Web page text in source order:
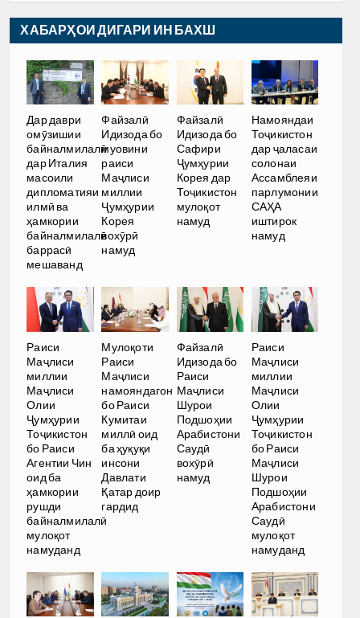
ХАБАРҲОИ ДИГАРИ ИН БАХШ
Дар даври
омӯзишии
байналмилалӣ
дар Италия
масоили
дипломатияи
илмӣ ва
ҳамкории
байналмилалӣ
баррасӣ
мешаванд
Файзалӣ
Идизода бо
муовини
раиси
Маҷлиси
миллии
Ҷумҳурии
Корея
вохӯрӣ
намуд
Файзалӣ
Идизода бо
Сафири
Ҷумҳурии
Корея дар
Тоҷикистон
мулоқот
намуд
Намояндаи
Тоҷикистон
дар ҷаласаи
солонаи
Ассамблеяи
парлумонии
САҲА
иштирок
намуд
Раиси
Маҷлиси
миллии
Маҷлиси
Олии
Ҷумҳурии
Тоҷикистон
бо Раиси
Агентии Чин
оид ба
ҳамкории
рушди
байналмилалӣ
мулоқот
намуданд
Мулоқоти
Раиси
Маҷлиси
намояндагон
бо Раиси
Кумитаи
миллӣ оид
ба ҳуқуқи
инсони
Давлати
Қатар доир
гардид
Файзалӣ
Идизода бо
Раиси
Маҷлиси
Шурои
Подшоҳии
Арабистони
Саудӣ
вохӯрӣ
намуд
Раиси
Маҷлиси
миллии
Маҷлиси
Олии
Ҷумҳурии
Тоҷикистон
бо Раиси
Маҷлиси
Шурои
Подшоҳии
Арабистони
Саудӣ
мулоқот
намуданд